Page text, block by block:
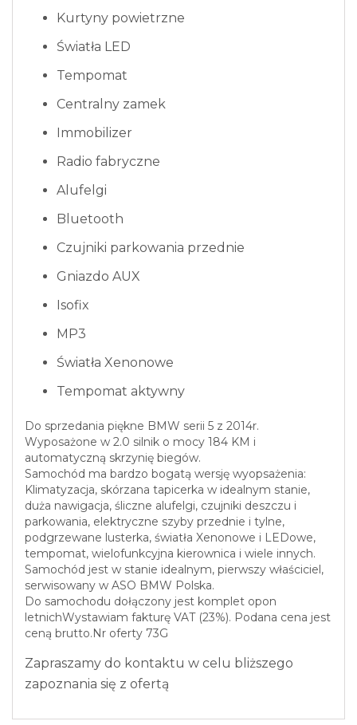
Kurtyny powietrzne
Światła LED
Tempomat
Centralny zamek
Immobilizer
Radio fabryczne
Alufelgi
Bluetooth
Czujniki parkowania przednie
Gniazdo AUX
Isofix
MP3
Światła Xenonowe
Tempomat aktywny
Do sprzedania piękne BMW serii 5 z 2014r.
Wyposażone w 2.0 silnik o mocy 184 KM i
automatyczną skrzynię biegów.
Samochód ma bardzo bogatą wersję wyopsażenia:
Klimatyzacja, skórzana tapicerka w idealnym stanie,
duża nawigacja, śliczne alufelgi, czujniki deszczu i
parkowania, elektryczne szyby przednie i tylne,
podgrzewane lusterka, światła Xenonowe i LEDowe,
tempomat, wielofunkcyjna kierownica i wiele innych.
Samochód jest w stanie idealnym, pierwszy właściciel,
serwisowany w ASO BMW Polska.
Do samochodu dołączony jest komplet opon
letnichWystawiam fakturę VAT (23%). Podana cena jest
ceną brutto.Nr oferty 73G
Zapraszamy do kontaktu w celu bliższego
zapoznania się z ofertą